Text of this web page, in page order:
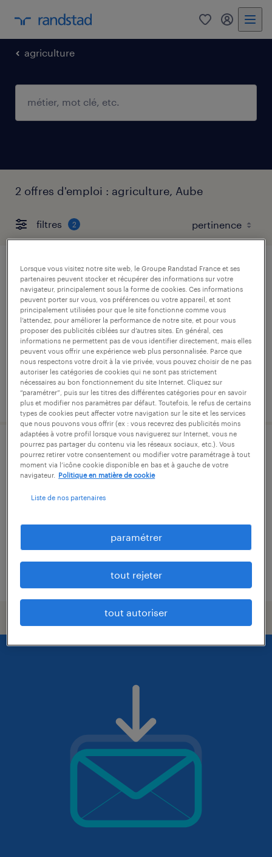
0 mon
agriculture
2 offres d'emploi : agriculture, Aube
filtres 2
opérateur de scierie (f/h)
aix-en-othe, aube
intérim
12,31 € par heure
publié le 16 juin 2026
manutentionnaire (f/h)
nogent-sur-seine, aube
intérim
publié le 22 juillet 2026
Lorsque vous visitez notre site web, le Groupe Randstad France et ses
partenaires peuvent stocker et récupérer des informations sur votre
navigateur, principalement sous la forme de cookies. Ces informations
peuvent porter sur vous, vos préférences ou votre appareil, et sont
principalement utilisées pour que le site fonctionne comme vous
l’attendez, pour améliorer la performance de notre site, et pour vous
proposer des publicités ciblées sur d’autres sites. En général, ces
informations ne permettent pas de vous identifier directement, mais elles
peuvent vous offrir une expérience web plus personnalisée. Parce que
nous respectons votre droit à la vie privée, vous pouvez choisir de ne pas
autoriser les catégories de cookies qui ne sont pas strictement
nécessaires au bon fonctionnement du site Internet. Cliquez sur
“paramétrer”, puis sur les titres des différentes catégories pour en savoir
plus et modifier nos paramètres par défaut. Toutefois, le refus de certains
types de cookies peut affecter votre navigation sur le site et les services
que nous pouvons vous offrir (ex : vous recevrez des publicités moins
adaptées à votre profil lorsque vous naviguerez sur Internet, vous ne
pourrez pas partager du contenu via les réseaux sociaux, etc.). Vous
pourrez retirer votre consentement ou modifier votre paramétrage à tout
moment via l’icône cookie disponible en bas et à gauche de votre
navigateur.
Politique en matière de cookie
Liste de nos partenaires
paramétrer
tout rejeter
tout autoriser